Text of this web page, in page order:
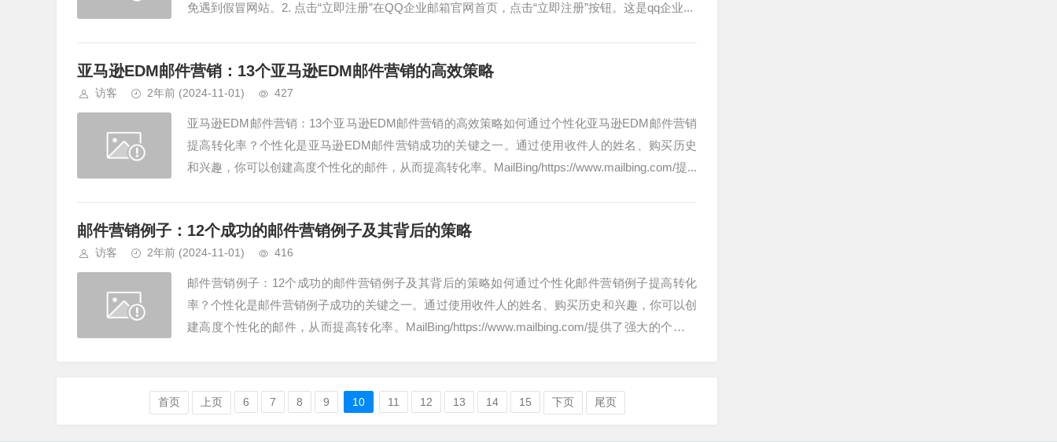
免遇到假冒网站。2. 点击“立即注册”在QQ企业邮箱官网首页，点击“立即注册”按钮。这是qq企业...
亚马逊EDM邮件营销：13个亚马逊EDM邮件营销的高效策略
访客 2年前 (2024-11-01) 427
亚马逊EDM邮件营销：13个亚马逊EDM邮件营销的高效策略如何通过个性化亚马逊EDM邮件营销
提高转化率？个性化是亚马逊EDM邮件营销成功的关键之一。通过使用收件人的姓名、购买历史
和兴趣，你可以创建高度个性化的邮件，从而提高转化率。MailBing/https://www.mailbing.com/提...
邮件营销例子：12个成功的邮件营销例子及其背后的策略
访客 2年前 (2024-11-01) 416
邮件营销例子：12个成功的邮件营销例子及其背后的策略如何通过个性化邮件营销例子提高转化
率？个性化是邮件营销例子成功的关键之一。通过使用收件人的姓名、购买历史和兴趣，你可以创
建高度个性化的邮件，从而提高转化率。MailBing/https://www.mailbing.com/提供了强大的个性化
首页 上页 6 7 8 9 10 11 12 13 14 15 下页 尾页